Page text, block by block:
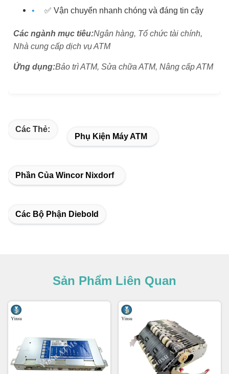
✅ Vận chuyển nhanh chóng và đáng tin cậy
Các ngành mục tiêu:Ngân hàng, Tổ chức tài chính,
Nhà cung cấp dịch vụ ATM
Ứng dụng:Bảo trì ATM, Sửa chữa ATM, Nâng cấp ATM
Các Thẻ:
Phụ Kiện Máy ATM
Phần Của Wincor Nixdorf
Các Bộ Phận Diebold
Sản Phẩm Liên Quan